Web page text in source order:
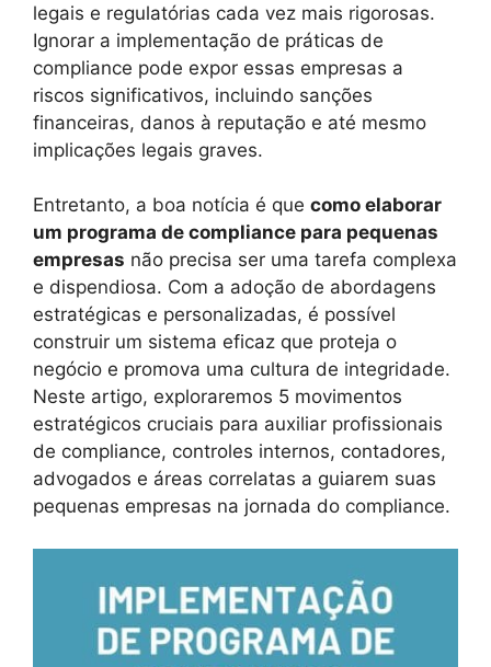
legais e regulatórias cada vez mais rigorosas.
Ignorar a implementação de práticas de
compliance pode expor essas empresas a
riscos significativos, incluindo sanções
financeiras, danos à reputação e até mesmo
implicações legais graves.
Entretanto, a boa notícia é que como elaborar
um programa de compliance para pequenas
empresas não precisa ser uma tarefa complexa
e dispendiosa. Com a adoção de abordagens
estratégicas e personalizadas, é possível
construir um sistema eficaz que proteja o
negócio e promova uma cultura de integridade.
Neste artigo, exploraremos 5 movimentos
estratégicos cruciais para auxiliar profissionais
de compliance, controles internos, contadores,
advogados e áreas correlatas a guiarem suas
pequenas empresas na jornada do compliance.